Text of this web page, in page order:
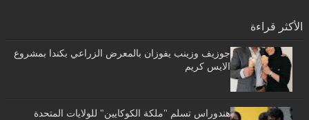
الأكثر قراءة
جوزيف وزينب يفوزان بالمعرض الزراعي بكندا بمشروع
الايس كريم
هندوراس تسلم "ملكة الكوكايين" للولايات المتحدة